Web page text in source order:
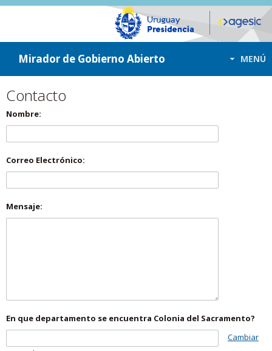
ir a contenido
ir al menú
Mirador de Gobierno Abierto MENÚ
Contacto
Nombre:
Correo Electrónico:
Mensaje:
En que departamento se encuentra Colonia del Sacramento?
Cambiar